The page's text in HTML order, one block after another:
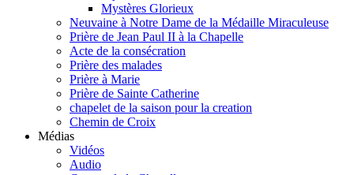
Mystères Glorieux
Neuvaine à Notre Dame de la Médaille Miraculeuse
Prière de Jean Paul II à la Chapelle
Acte de la consécration
Prière des malades
Prière à Marie
Prière de Sainte Catherine
chapelet de la saison pour la creation
Chemin de Croix
Médias
Vidéos
Audio